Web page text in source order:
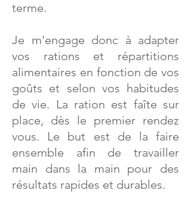
terme.
Je m'engage donc à adapter
vos rations et répartitions
alimentaires en fonction de vos
goûts et selon vos habitudes
de vie. La ration est faîte sur
place, dès le premier rendez
vous. Le but est de la faire
ensemble afin de travailler
main dans la main pour des
résultats rapides et durables.